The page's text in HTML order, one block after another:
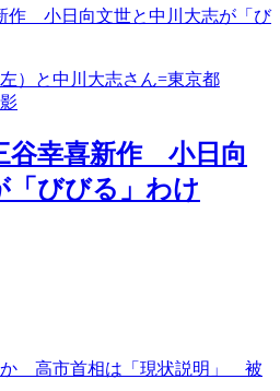
作 小日向文世と中川大志が「び
谷幸喜新作 小日向
「びびる」わけ
か 高市首相は「現状説明」 被